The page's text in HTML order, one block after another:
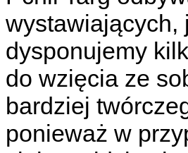
wystawiających,
dysponujemy
do wzięcia ze
bardziej
ponieważ w